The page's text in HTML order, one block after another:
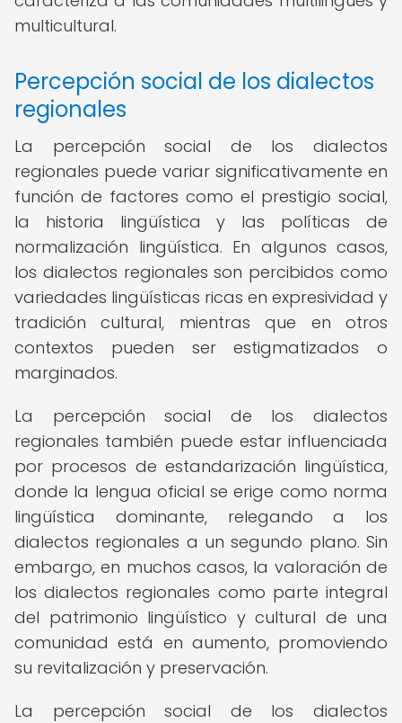
multicultural.
Percepción social de los dialectos
regionales
La percepción social de los dialectos
regionales puede variar significativamente en
función de factores como el prestigio social,
la historia lingüística y las políticas de
normalización lingüística. En algunos casos,
los dialectos regionales son percibidos como
variedades lingüísticas ricas en expresividad y
tradición cultural, mientras que en otros
contextos pueden ser estigmatizados o
marginados.
La percepción social de los dialectos
regionales también puede estar influenciada
por procesos de estandarización lingüística,
donde la lengua oficial se erige como norma
lingüística dominante, relegando a los
dialectos regionales a un segundo plano. Sin
embargo, en muchos casos, la valoración de
los dialectos regionales como parte integral
del patrimonio lingüístico y cultural de una
comunidad está en aumento, promoviendo
su revitalización y preservación.
La percepción social de los dialectos